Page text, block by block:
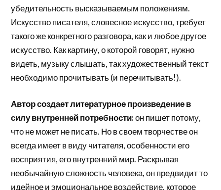
убедительность высказываемым положениям.
Искусство писателя, словесное искусство, требует
такого же конкретного разговора, как и любое другое
искусство. Как картину, о которой говорят, нужно
видеть, музыку слышать, так художественный текст
необходимо прочитывать (и перечитывать!).
Автор создает литературное произведение в
силу внутренней потребности:он пишет потому,
что не может не писать. Но в своем творчестве он
всегда имеет в виду читателя, особенности его
восприятия, его внутренний мир. Раскрывая
необычайную сложность человека, он предвидит то
идейное и эмоциональное воздействие, которое